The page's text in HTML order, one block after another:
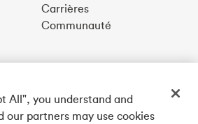
Carrières
Communauté
appli
All", you understand and
our partners may use cookies